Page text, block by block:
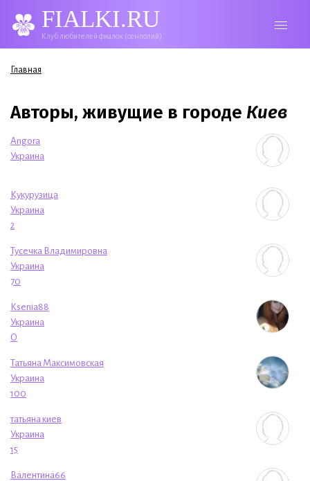
FIALKI.RU
Клуб любителей фиалок (сенполий)
Вы здесь
Главная
Авторы, живущие в городе Киев
Angora
Украина
Кукурузица
Украина
2
Тусечка Владимировна
Украина
70
Ksenia88
Украина
O
Татьяна Максимовская
Украина
100
татьяна киев
Украина
15
Валентина66